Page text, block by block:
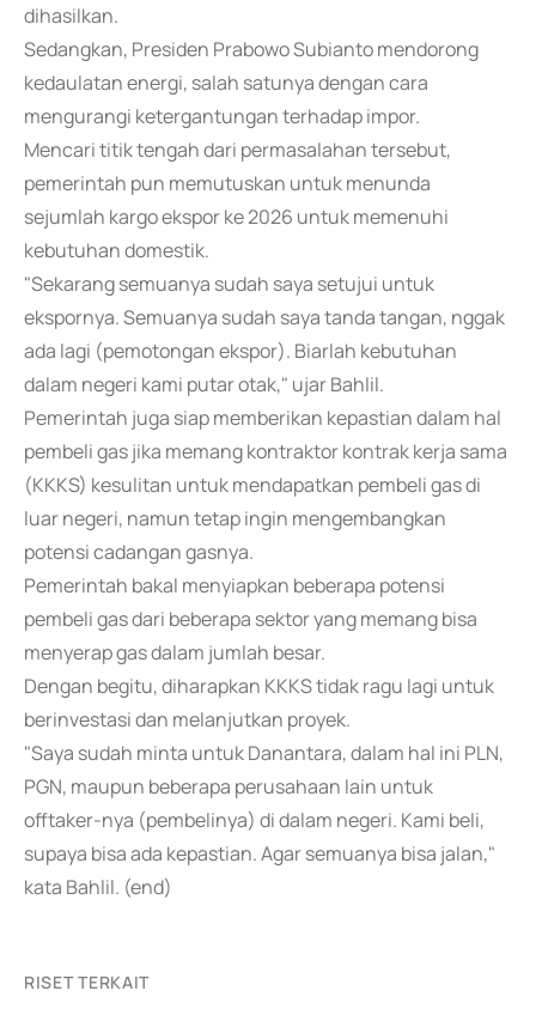
dihasilkan.
Sedangkan, Presiden Prabowo Subianto mendorong
kedaulatan energi, salah satunya dengan cara
mengurangi ketergantungan terhadap impor.
Mencari titik tengah dari permasalahan tersebut,
pemerintah pun memutuskan untuk menunda
sejumlah kargo ekspor ke 2026 untuk memenuhi
kebutuhan domestik.
"Sekarang semuanya sudah saya setujui untuk
ekspornya. Semuanya sudah saya tanda tangan, nggak
ada lagi (pemotongan ekspor). Biarlah kebutuhan
dalam negeri kami putar otak," ujar Bahlil.
Pemerintah juga siap memberikan kepastian dalam hal
pembeli gas jika memang kontraktor kontrak kerja sama
(KKKS) kesulitan untuk mendapatkan pembeli gas di
luar negeri, namun tetap ingin mengembangkan
potensi cadangan gasnya.
Pemerintah bakal menyiapkan beberapa potensi
pembeli gas dari beberapa sektor yang memang bisa
menyerap gas dalam jumlah besar.
Dengan begitu, diharapkan KKKS tidak ragu lagi untuk
berinvestasi dan melanjutkan proyek.
"Saya sudah minta untuk Danantara, dalam hal ini PLN,
PGN, maupun beberapa perusahaan lain untuk
offtaker-nya (pembelinya) di dalam negeri. Kami beli,
supaya bisa ada kepastian. Agar semuanya bisa jalan,"
kata Bahlil. (end)
RISET TERKAIT